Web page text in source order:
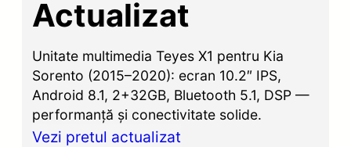
Actualizat
Unitate multimedia Teyes X1 pentru Kia
Sorento (2015–2020): ecran 10.2″ IPS,
Android 8.1, 2+32GB, Bluetooth 5.1, DSP —
performanță și conectivitate solide.
Vezi pretul actualizat